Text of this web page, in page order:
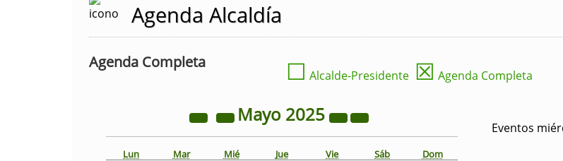
Agenda Alcaldía
Agenda Completa ☐ Alcalde-Presidente ☒ Agenda Completa
Mayo 2025
Lun Mar Mié Jue Vie Sáb Dom
Eventos